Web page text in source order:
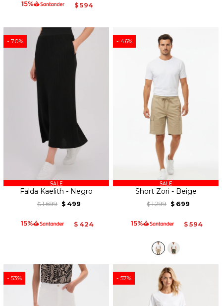
$ 594
70
Falda Kaelith - Negro
$ 1.699 $ 499
$ 424
46
Short Zori - Beige
$ 1.299 $ 699
$ 594
53 57